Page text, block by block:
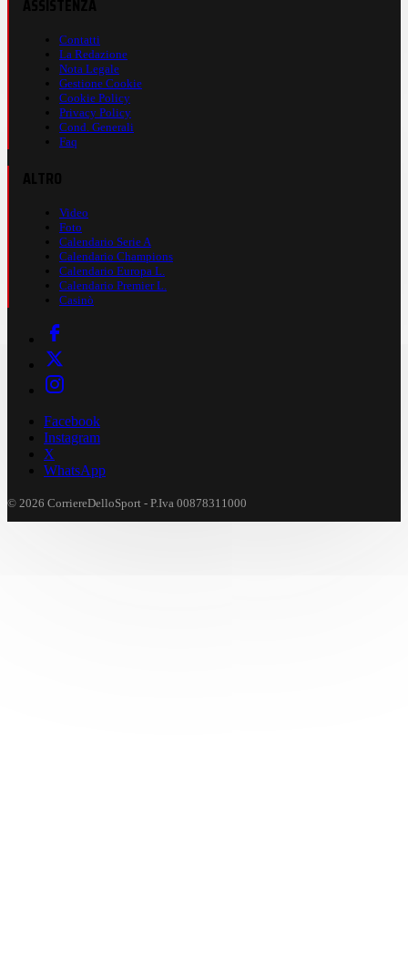
Contatti
La Redazione
Nota Legale
Gestione Cookie
Cookie Policy
Privacy Policy
Cond. Generali
Faq
Video
Foto
Calendario Serie A
Calendario Champions
Calendario Europa L.
Calendario Premier L.
Casinò
Facebook
Instagram
X
WhatsApp
© 2026 CorriereDelloSport - P.Iva 00878311000